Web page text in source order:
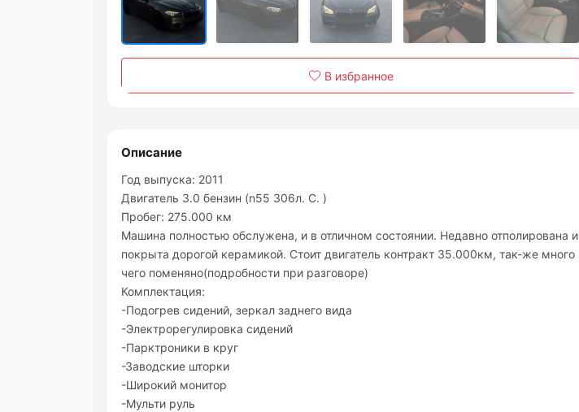
В избранное
Описание
Год выпуска: 2011
Двигатель 3.0 бензин (n55 306л. С. )
Пробег: 275.000 км
Машина полностью обслужена, и в отличном состоянии. Недавно отполирована и
покрыта дорогой керамикой. Стоит двигатель контракт 35.000км, так-же много
чего поменяно(подробности при разговоре)
Комплектация:
-Подогрев сидений, зеркал заднего вида
-Электрорегулировка сидений
-Парктроники в круг
-Заводские шторки
-Широкий монитор
-Мульти руль